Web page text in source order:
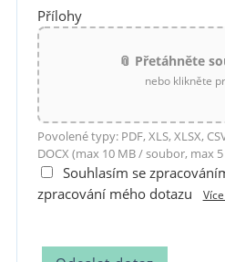
Přílohy
📎 Přetáhněte
nebo klikněte
Povolené typy: PDF, XLS, XLSX,
DOCX (max 10 MB / soubor, max
Souhlasím se
zpracování mého dotazu